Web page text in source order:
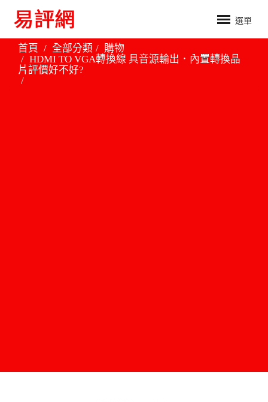
選單
首頁 全部分類
購物
HDMI TO VGA轉換線 具音源輸出．內置轉換晶
片評價好不好?